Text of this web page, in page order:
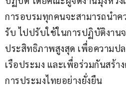
การอบรมทุกคนจะสามารถนำค
รับ ไปปรับใช้ในการปฏิบัติงาน
ประสิทธิภาพสูงสุด เพื่อความ
เรือประมง และเพื่อร่วมกันสร้
การประมงไทยอย่างยั่งยืน